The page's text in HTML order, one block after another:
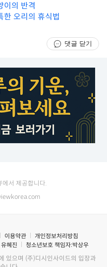
이의 반격
한 오리의 휴식법
댓글 닫기
서 제공합니다.
이용약관
개인정보처리방침
유혜진 청소년보호 책임자:박상우
있으며 (주)디시인사이드의 입장과